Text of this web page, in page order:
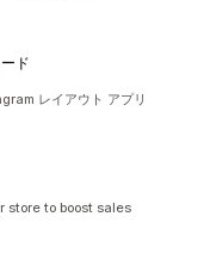
ド
レイアウト アプリ
store to boost sales